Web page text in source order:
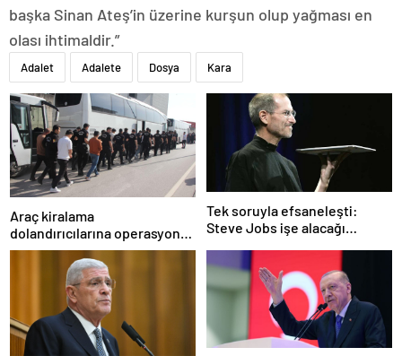
başka Sinan Ateş’in üzerine kurşun olup yağması en
olası ihtimaldir.”
Adalet Adalete Dosya Kara
Araç kiralama
dolandırıcılarına operasyon:
101 gözaltı
Tek soruyla efsaneleşti:
Steve Jobs işe alacağı
seçiyordu!